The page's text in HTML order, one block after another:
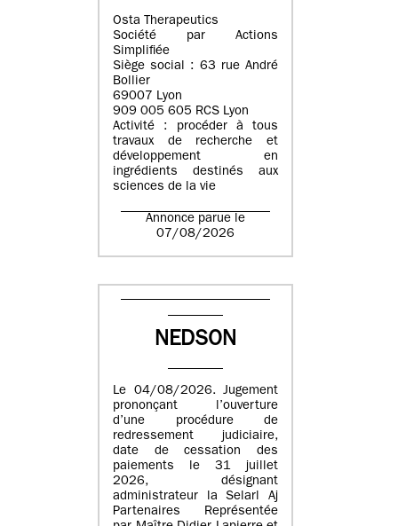
Osta Therapeutics
Société par Actions
Simplifiée
Siège social : 63 rue André
Bollier
69007 Lyon
909 005 605 RCS Lyon
Activité : procéder à tous
travaux de recherche et
développement en
ingrédients destinés aux
sciences de la vie
Annonce parue le
07/08/2026
NEDSON
Le 04/08/2026. Jugement
prononçant l’ouverture
d’une procédure de
redressement judiciaire,
date de cessation des
paiements le 31 juillet
2026, désignant
administrateur la Selarl Aj
Partenaires Représentée